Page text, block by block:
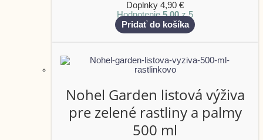
Doplnky 4,90 €
Hodnotenie5.00z 5
Pridať do košíka
Nohel Garden listová výživa
pre zelené rastliny a palmy
500 ml